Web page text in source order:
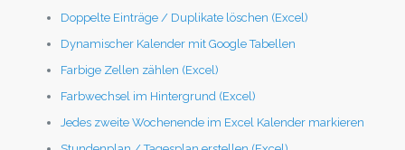
Doppelte Einträge / Duplikate löschen (Excel)
Dynamischer Kalender mit Google Tabellen
Farbige Zellen zählen (Excel)
Farbwechsel im Hintergrund (Excel)
Jedes zweite Wochenende im Excel Kalender markieren